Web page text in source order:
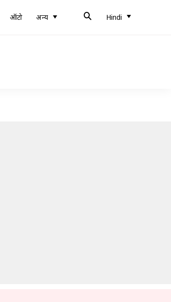
ऑटो अन्य Hindi